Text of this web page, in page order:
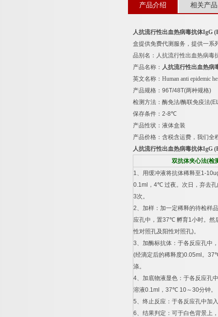
产品介绍 相关产品
人抗流行性出血热病毒抗体IgG
盒提供免费代测服务，提供一系
品别名： 人抗流行性出血热病毒
产品名称： 人抗流行性出血热病
英文名称： Human anti epidemic
产品规格： 96T/48T(两种规格)
检测方法：酶免法/酶联免疫法
保存条件： 2-8℃
产品性状：液体盒装
产品价格：含税含运费，我们全
人抗流行性出血热病毒抗体IgG
双抗体夹心法(检
1、用缓冲液将抗体稀释至1-
0.1ml ， 4℃ 过夜。次日，弃去
3次。
2、加样：加一定稀释的待检样品
应孔中，置37℃ 孵育1小时。然
性对照孔及阳性对照孔)。
3、加酶标抗体：于各反应孔中
(经滴定后的稀释度)0.05ml 。 37
涤。
4、加底物液显色：于各反应孔
溶液0.1ml ， 37℃ 10～30分钟。
5、终止反应：于各反应孔中加入
6、结果判定：可于白色背景上